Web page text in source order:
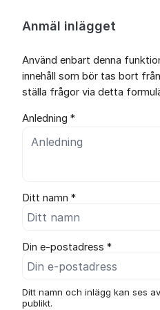
Anmäl inlägget
Använd enbart denna
innehåll som bör tas bort
ställa frågor via detta
Anledning *
Ditt namn *
Din e-postadress *
Ditt namn och inlägg kan ses
publikt.